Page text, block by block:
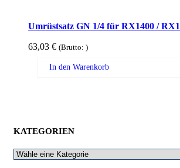
Umrüstsatz GN 1/4 für RX1400 /
63,03 € (Brutto: )
In den Warenkorb
KATEGORIEN